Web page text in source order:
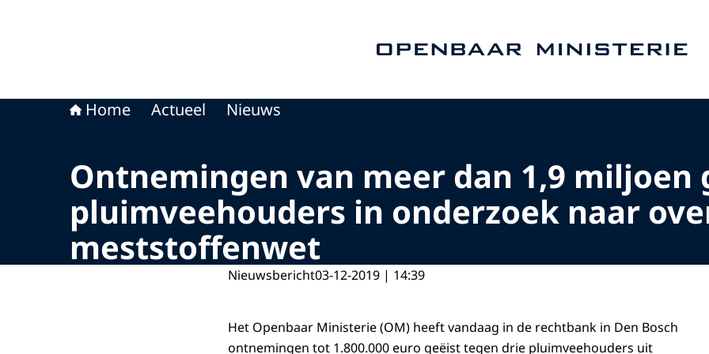
Home Actueel Nieuws
Ontnemingen van meer dan 1,9 miljoen
pluimveehouders in onderzoek naar
meststoffenwet
Nieuwsbericht03-12-2019 | 14:39
Het Openbaar Ministerie (OM) heeft vandaag in de rechtbank in Den Bosch
ontnemingen tot 1.800.000 euro geëist tegen drie pluimveehouders uit